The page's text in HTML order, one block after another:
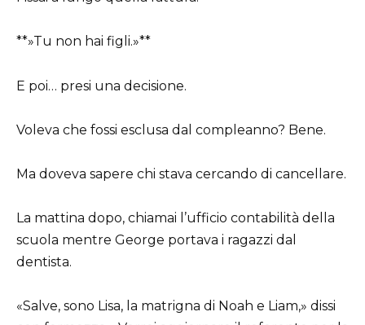
**»Tu non hai figli.»**
E poi… presi una decisione.
Voleva che fossi esclusa dal compleanno? Bene.
Ma doveva sapere chi stava cercando di cancellare.
La mattina dopo, chiamai l’ufficio contabilità della
scuola mentre George portava i ragazzi dal
dentista.
«Salve, sono Lisa, la matrigna di Noah e Liam,» dissi